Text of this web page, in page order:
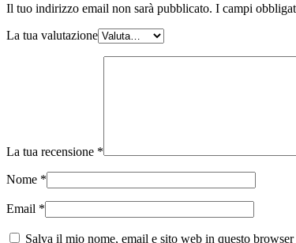
Il tuo indirizzo email non sarà pubblicato. I campi
La tua valutazione
La tua recensione *
Nome *
Email *
Salva il mio nome, email e sito web in questo